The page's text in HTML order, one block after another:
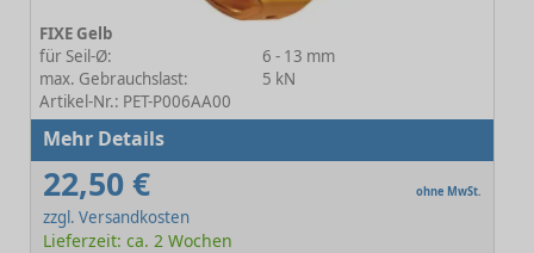
FIXE Gelb
für Seil-Ø:
6 - 13 mm
max. Gebrauchslast:
5 kN
Artikel-Nr.: PET-P006AA00
Mehr Details
22,50 € ohne MwSt.
zzgl. Versandkosten
Lieferzeit: ca. 2 Wochen